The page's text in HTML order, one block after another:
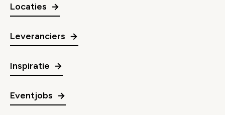
Locaties
Leveranciers
Inspiratie
Eventjobs